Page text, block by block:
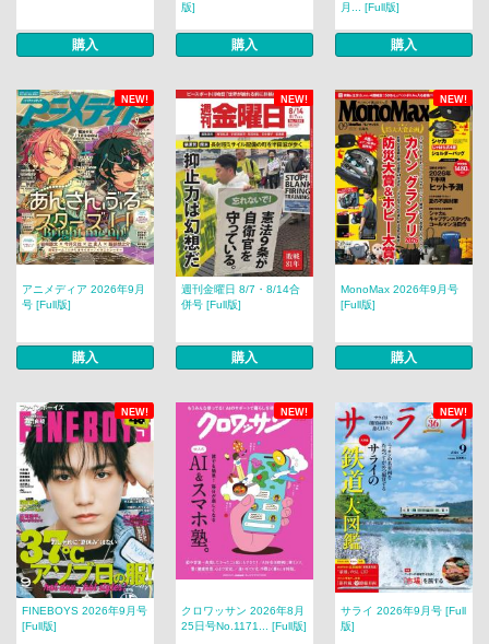
購入
版]
購入
月... [Full版]
購入
NEW! NEW! NEW!
アニメディア 2026年9月
号 [Full版]
購入
週刊金曜日 8/7・8/14合
併号 [Full版]
購入
MonoMax 2026年9月号
[Full版]
購入
NEW! NEW! NEW!
FINEBOYS 2026年9月号
[Full版]
クロワッサン 2026年8月
25日号No.1171... [Full版]
サライ 2026年9月号 [Full
版]